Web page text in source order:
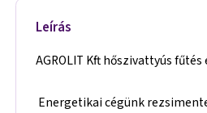
Leírás
AGROLIT Kft hőszivattyús
Energetikai cégünk